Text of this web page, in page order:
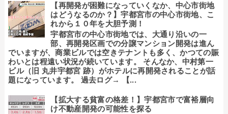
【再開発が困難になっていくなか、中心市街地
はどうなるのか？】宇都宮市の中心市街地、こ
れから１０年を大胆予測！
宇都宮市の中心市街地では、大通り沿いの一
部、再開発区画での分譲マンション開発は進ん
でいますが、商業ビルでは空きテナントも多く、かつての賑
わいとは程遠い状況が続いています。 そんなか、中村第一
ビル（旧 丸井宇都宮 跡）がホテルに再開発されることが話
題になっています。 過去ログ→ 【...
【拡大する貧富の格差！】宇都宮市で富裕層向
け不動産開発の可能性を探る